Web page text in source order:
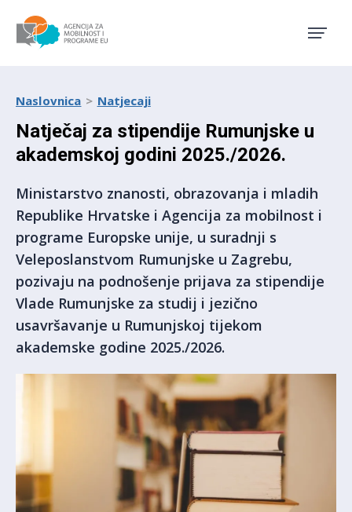
Naslovnica Natjecaji
Natječaj za stipendije Rumunjske u
akademskoj godini 2025./2026.
Ministarstvo znanosti, obrazovanja i mladih
Republike Hrvatske i Agencija za mobilnost i
programe Europske unije, u suradnji s
Veleposlanstvom Rumunjske u Zagrebu,
pozivaju na podnošenje prijava za stipendije
Vlade Rumunjske za studij i jezično
usavršavanje u Rumunjskoj tijekom
akademske godine 2025./2026.